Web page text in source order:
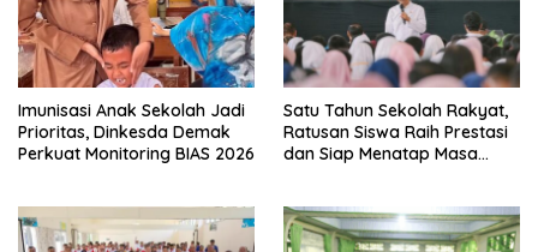
Imunisasi Anak Sekolah Jadi
Prioritas, Dinkesda Demak
Perkuat Monitoring BIAS 2026
Satu Tahun Sekolah Rakyat,
Ratusan Siswa Raih Prestasi
dan Siap Menatap Masa